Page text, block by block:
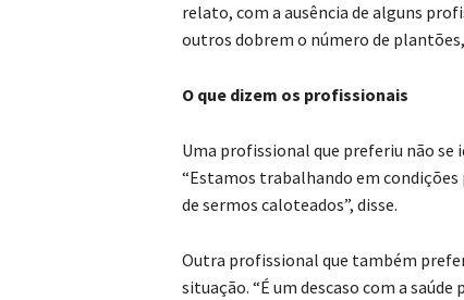
relato, com a ausência de alguns
outros dobrem o número de
O que dizem os profissionais
Uma profissional que preferiu não se
“Estamos trabalhando em condições
de sermos caloteados”, disse.
Outra profissional que também
situação. “É um descaso com a